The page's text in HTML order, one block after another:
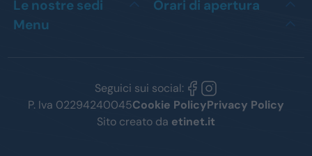
Le nostre sedi
Orari di apertura
Menu
Seguici sui social:
P. Iva 02294240045Cookie PolicyPrivacy Policy
Sito creato da etinet.it